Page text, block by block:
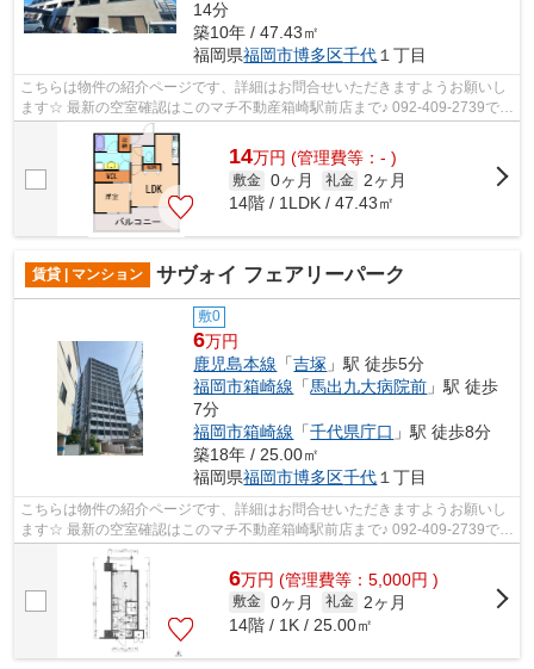
14分
築10年 / 47.43㎡
福岡県福岡市博多区千代１丁目
こちらは物件の紹介ページです、詳細はお問合せいただきますようお願いし
ます☆ 最新の空室確認はこのマチ不動産箱崎駅前店まで♪ 092-409-2739で
す！迅速に対応致します！！！！！♪
14万円 (管理費等：- )
敷金 0ヶ月 礼金
2ヶ月
14階 / 1LDK / 47.43㎡
賃貸 | マンション サヴォイ フェアリーパーク
敷0
6万円
鹿児島本線 「吉塚 」駅 徒歩5分
福岡市箱崎線 「馬出九大病院前 」駅 徒歩
7分
福岡市箱崎線 「千代県庁口 」駅 徒歩8分
築18年 / 25.00㎡
福岡県福岡市博多区千代１丁目
こちらは物件の紹介ページです、詳細はお問合せいただきますようお願いし
ます☆ 最新の空室確認はこのマチ不動産箱崎駅前店まで♪ 092-409-2739で
す！迅速に対応致します！！！！！♪
6万円 (管理費等：5,000円 )
敷金 0ヶ月 礼金
2ヶ月
14階 / 1K / 25.00㎡